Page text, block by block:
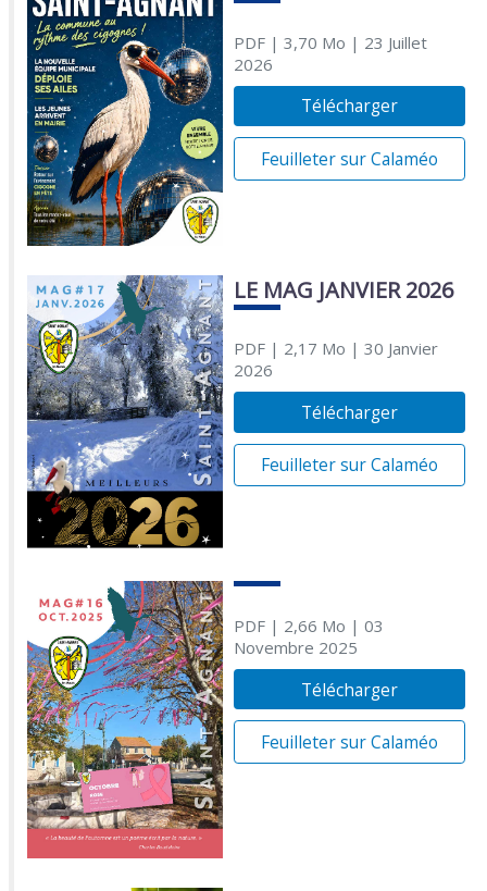
PDF| 3,70 Mo | 23 Juillet
2026
Télécharger
Feuilleter sur Calaméo
LE MAG JANVIER 2026
PDF| 2,17 Mo | 30 Janvier
2026
Télécharger
Feuilleter sur Calaméo
PDF| 2,66 Mo | 03
Novembre 2025
Télécharger
Feuilleter sur Calaméo